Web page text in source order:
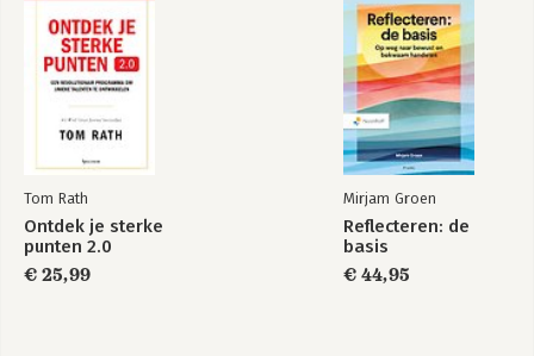
Tom Rath
Ontdek je sterke
punten 2.0
€ 25,99
Mirjam Groen
Reflecteren: de
basis
€ 44,95